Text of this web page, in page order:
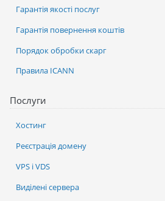
Послуги
Хостинг
Реєстрація домену
VPS і VDS
Виділені сервера
Гарантія якості послуг
Гарантія повернення коштів
Порядок обробки скарг
Правила ICANN